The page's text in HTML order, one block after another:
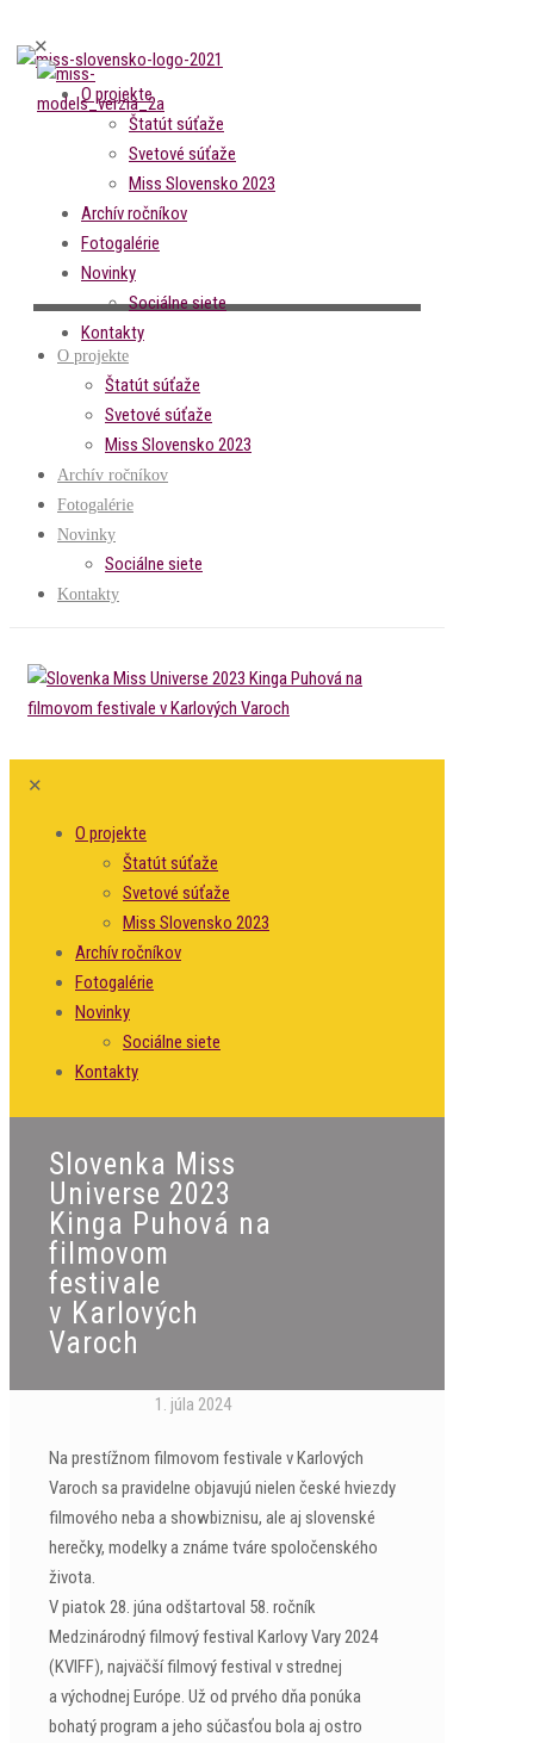
✕
O projekte
Štatút súťaže
Svetové súťaže
Miss Slovensko 2023
Archív ročníkov
Fotogalérie
Novinky
Sociálne siete
Kontakty
O projekte
Štatút súťaže
Svetové súťaže
Miss Slovensko 2023
Archív ročníkov
Fotogalérie
Novinky
Sociálne siete
Kontakty
✕
O projekte
Štatút súťaže
Svetové súťaže
Miss Slovensko 2023
Archív ročníkov
Fotogalérie
Novinky
Sociálne siete
Kontakty
Slovenka Miss
Universe 2023
Kinga Puhová na
filmovom
festivale
v Karlových
Varoch
1. júla 2024
Na prestížnom filmovom festivale v Karlových
Varoch sa pravidelne objavujú nielen české hviezdy
filmového neba a showbiznisu, ale aj slovenské
herečky, modelky a známe tváre spoločenského
života.
V piatok 28. júna odštartoval 58. ročník
Medzinárodný filmový festival Karlovy Vary 2024
(KVIFF), najväčší filmový festival v strednej
a východnej Európe. Už od prvého dňa ponúka
bohatý program a jeho súčasťou bola aj ostro